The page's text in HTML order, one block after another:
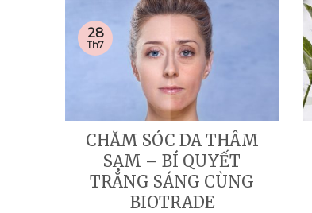
CHĂM SÓC DA THÂM
SẠM – BÍ QUYẾT
TRẮNG SÁNG CÙNG
BIOTRADE
28
Th7